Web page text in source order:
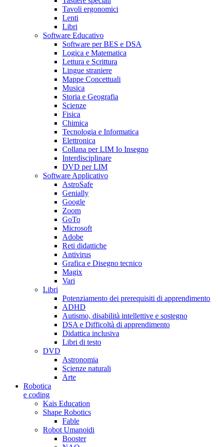
Tavoli ergonomici
Lenti
Libri
Software Educativo
Software per BES e DSA
Logica e Matematica
Lettura e Scrittura
Lingue straniere
Mappe Concettuali
Musica
Storia e Geografia
Scienze
Fisica
Chimica
Tecnologia e Informatica
Elettronica
Collana per LIM Io Insegno
Interdisciplinare
DVD per LIM
Software Applicativo
AstroSafe
Genially
Google
Zoom
GoTo
Microsoft
Adobe
Reti didattiche
Antivirus
Grafica e Disegno tecnico
Magix
Vari
Libri
Potenziamento dei prerequisiti di apprendimento
ADHD
Autismo, disabilità intellettive e sostegno
DSA e Difficoltà di apprendimento
Didattica inclusiva
Libri di testo
DVD
Astronomia
Scienze naturali
Arte
Robotica
e coding
Kais Education
Shape Robotics
Fable
Robot Umanoidi
Booster